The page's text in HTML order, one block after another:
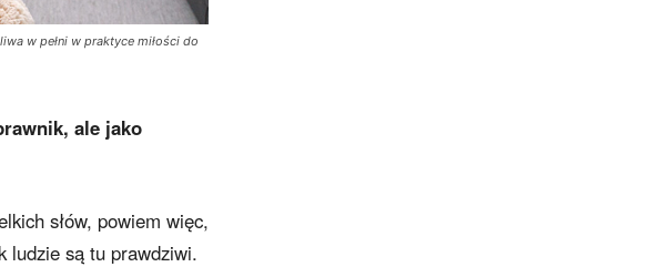
w pełni w praktyce miłości do
ale jako
słów, powiem więc,
ludzie są tu prawdziwi.